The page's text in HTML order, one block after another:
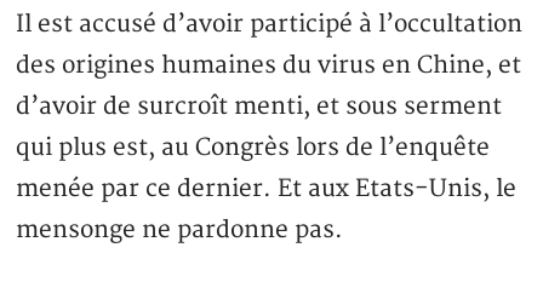
Il est accusé d’avoir participé à l’occultation
des origines humaines du virus en Chine, et
d’avoir de surcroît menti, et sous serment
qui plus est, au Congrès lors de l’enquête
menée par ce dernier. Et aux Etats-Unis, le
mensonge ne pardonne pas.